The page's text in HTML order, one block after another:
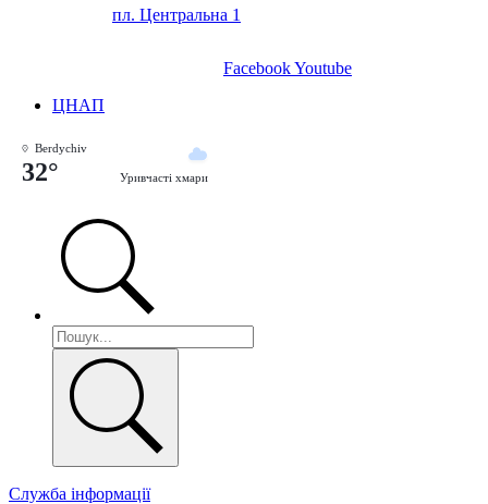
пл. Центральна 1
FacebookYoutube
ЦНАП
Berdychiv
32° Уривчасті хмари
Служба інформації